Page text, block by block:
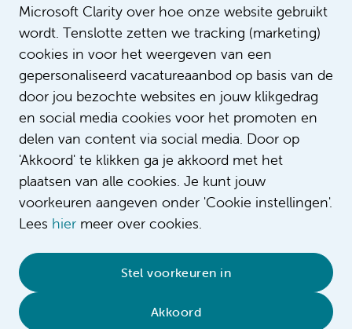
Microsoft Clarity over hoe onze website gebruikt
wordt. Tenslotte zetten we tracking (marketing)
cookies in voor het weergeven van een
gepersonaliseerd vacatureaanbod op basis van de
door jou bezochte websites en jouw klikgedrag
en social media cookies voor het promoten en
delen van content via social media. Door op
'Akkoord' te klikken ga je akkoord met het
plaatsen van alle cookies. Je kunt jouw
voorkeuren aangeven onder 'Cookie instellingen'.
Lees hier meer over cookies.
Stel voorkeuren in
Akkoord
Cookieverklaring • Sitemap